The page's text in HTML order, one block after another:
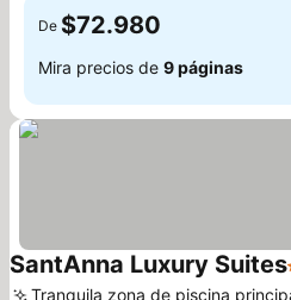
De $72.980
Mira precios de 9 páginas
SantAnna Luxury Suites
Tranquila zona de piscina